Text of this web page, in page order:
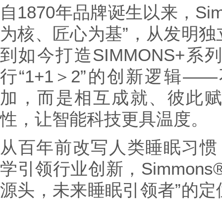
自1870年品牌诞生以来，
为核、匠心为基”，从发明
到如今打造SIMMONS+系
行“1+1＞2”的创新逻辑
加，而是相互成就、彼此
性，让智能科技更具温度。
从百年前改写人类睡眠习
学引领行业创新，
源头，未来睡眠引领者”的